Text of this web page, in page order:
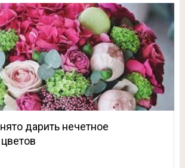
дарить нечетное